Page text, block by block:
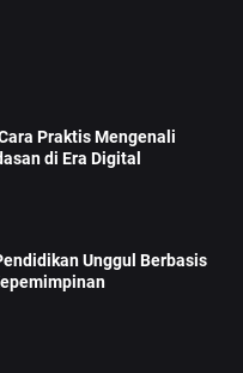
Praktis Mengenali
di Era Digital
Unggul Berbasis